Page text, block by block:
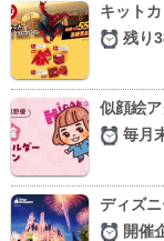
キット
残り
似顔絵
毎月
ディズ
開催